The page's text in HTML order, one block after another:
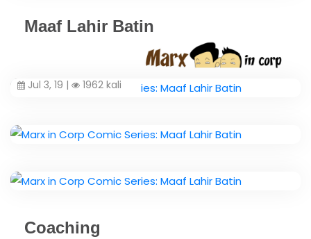
Maaf Lahir Batin
Jul 3, 19 | 1962 kali
Coaching